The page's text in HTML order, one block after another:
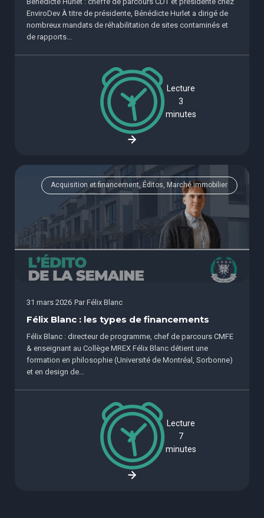
EnviroDev À titre de présidente, Bénédicte Hurlet a dirigé de
nombreux mandats de réhabilitation de sites contaminés et
de rapports...
Lecture
3
minutes
Acquisition et financement, Éditos, Marché immobilier
31 mars 2026 Par Félix Blanc
Félix Blanc : les types de financements
Félix Blanc : directeur de programme, chef de parcours CMFE
& enseignant au Collège MREX Félix Blanc détient une
formation en philosophie (Université de Montréal, Sorbonne)
et en design de...
Lecture
7
minutes